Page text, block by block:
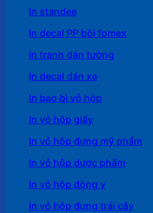
In standee
In decal PP bồi fomex
In tranh dán tường
In decal dán xe
In bao bì vỏ hộp
In vỏ hộp giấy
In vỏ hộp đựng mỹ phẩm
In vỏ hộp dược phẩm
In vỏ hộp đông y
In vỏ hộp đựng trái cây